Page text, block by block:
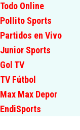
Todo Online
Pollito Sports
Partidos en Vivo
Junior Sports
Gol TV
TV Fútbol
Max Max Depor
EndiSports